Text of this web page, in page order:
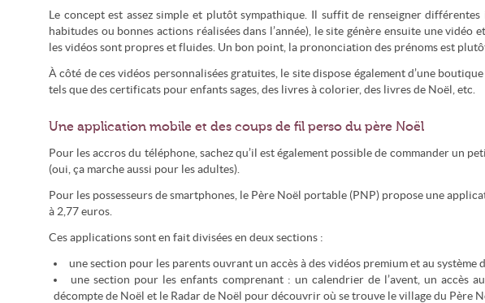
Le concept est assez simple et plutôt sympathique. Il suffit de renseigner
habitudes ou bonnes actions réalisées dans l’année), le site génère ensuite une vidéo
les vidéos sont propres et fluides. Un bon point, la prononciation des prénoms est
À côté de ces vidéos personnalisées gratuites, le site dispose également d’une
tels que des certificats pour enfants sages, des livres à colorier, des livres de Noël, etc.
Une application mobile et des coups de fil perso du père Noël
Pour les accros du téléphone, sachez qu’il est également possible de commander un
(oui, ça marche aussi pour les adultes).
Pour les possesseurs de smartphones, le Père Noël portable (PNP) propose une
à 2,77 euros.
Ces applications sont en fait divisées en deux sections :
une section pour les parents ouvrant un accès à des vidéos premium et au système
une section pour les enfants comprenant : un calendrier de l’avent, un accès
décompte de Noël et le Radar de Noël pour découvrir où se trouve le village du Père